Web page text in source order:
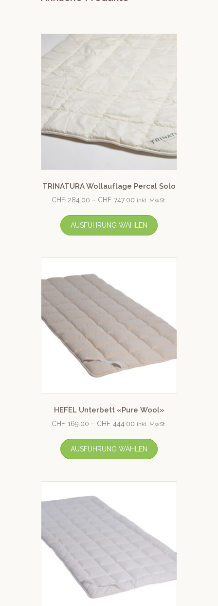
TRINATURA Wollauflage Percal Solo
CHF 284.00 – CHF 747.00 inkl. MwSt.
AUSFÜHRUNG WÄHLEN
HEFEL Unterbett «Pure Wool»
CHF 169.00 – CHF 444.00 inkl. MwSt.
AUSFÜHRUNG WÄHLEN